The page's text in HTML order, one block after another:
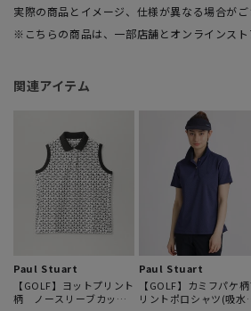
実際の商品とイメージ、仕様が異なる場合がご
※こちらの商品は、一部店舗とオンラインスト
関連アイテム
Paul Stuart
【GOLF】ヨットプリント
柄 ノースリーブカット
Paul Stuart
【GOLF】カミフパケ
リントポロシャツ(吸水